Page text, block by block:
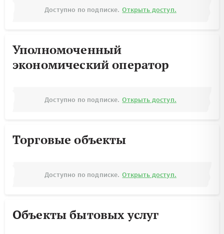
Доступно по подписке. Открыть доступ.
Уполномоченный
экономический оператор
Доступно по подписке. Открыть доступ.
Торговые объекты
Доступно по подписке. Открыть доступ.
Объекты бытовых услуг